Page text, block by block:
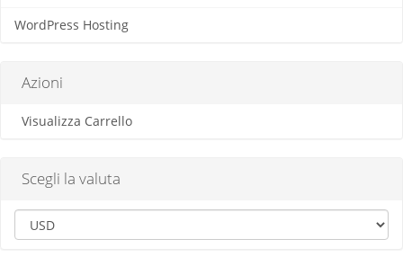
WordPress Hosting
Azioni
Visualizza Carrello
Scegli la valuta